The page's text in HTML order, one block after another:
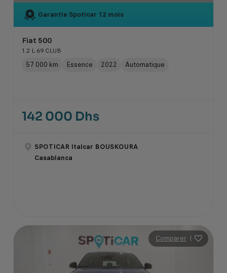
Garantie Spoticar 12 mois
Fiat 500
1.2 L 69 CLUB
57 000 km Essence 2022 Automatique
142 000 Dhs
SPOTICAR Italcar BOUSKOURA
Casablanca
Comparer |